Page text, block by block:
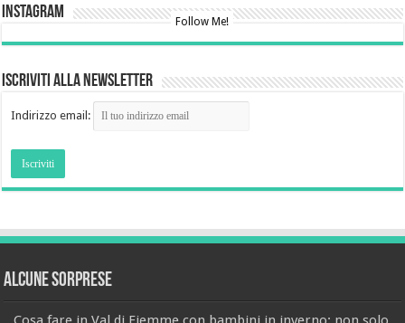
Instagram Follow Me!
Iscriviti alla newsletter
Indirizzo email:
Alcune sorprese